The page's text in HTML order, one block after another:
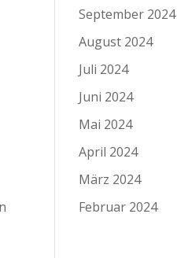
September 2024
August 2024
Juli 2024
Juni 2024
Mai 2024
April 2024
März 2024
Februar 2024